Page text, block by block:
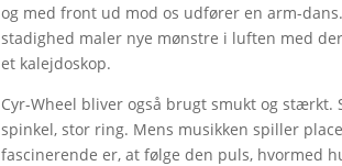
og med front ud mod os udfører en arm-
stadighed maler nye mønstre i luften med
et kalejdoskop.
Cyr-Wheel bliver også brugt smukt og
spinkel, stor ring. Mens musikken spiller
fascinerende er, at følge den puls, hvormed